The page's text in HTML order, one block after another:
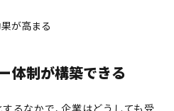
が高まる
体制が構築できる
るなかで、企業はどうしても受